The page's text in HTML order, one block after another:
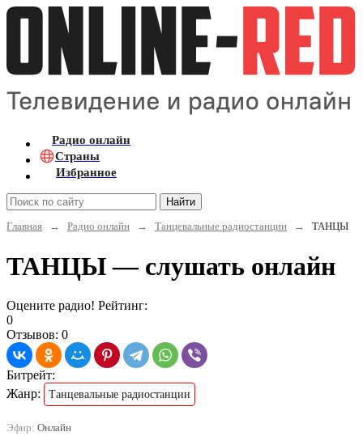
Радио онлайн
Страны
Избранное
Найти
Главная
→ Радио онлайн → Танцевальные радиостанции → ТАНЦЫ
ТАНЦЫ — слушать онлайн
Оцените радио! Рейтинг:
0
Отзывов: 0
Битрейт:
Жанр:
Танцевальные радиостанции
Эфир: Онлайн